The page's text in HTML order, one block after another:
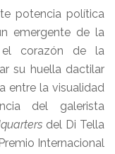
potencia política
emergente de la
el corazón de la
su huella dactilar
entre la visualidad
del galerista
del Di Tella
Internacional